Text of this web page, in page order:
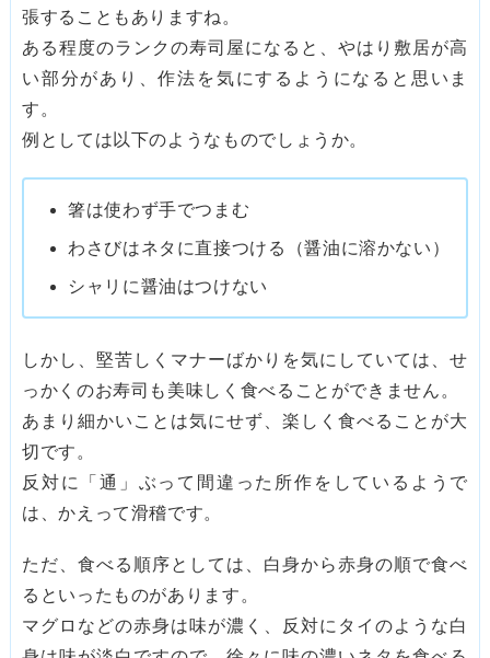
張することもありますね。
ある程度のランクの寿司屋になると、やはり敷居が高
い部分があり、作法を気にするようになると思いま
す。
例としては以下のようなものでしょうか。
箸は使わず手でつまむ
わさびはネタに直接つける（醤油に溶かない）
シャリに醤油はつけない
しかし、堅苦しくマナーばかりを気にしていては、せ
っかくのお寿司も美味しく食べることができません。
あまり細かいことは気にせず、楽しく食べることが大
切です。
反対に「通」ぶって間違った所作をしているようで
は、かえって滑稽です。
ただ、食べる順序としては、白身から赤身の順で食べ
るといったものがあります。
マグロなどの赤身は味が濃く、反対にタイのような白